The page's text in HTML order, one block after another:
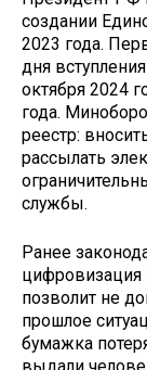
создании
2023 года.
дня
октября 2024
года.
реестр:
рассылать
службы.
Ранее
позволит не
прошлое
бумажка